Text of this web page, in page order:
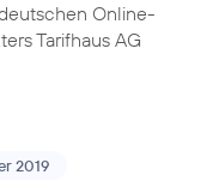
Online-
Tarifhaus AG
2019